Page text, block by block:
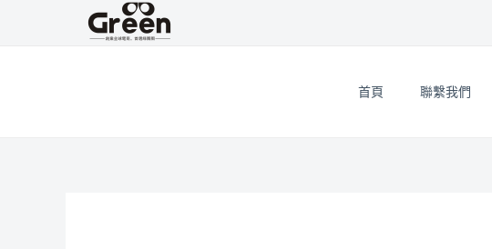
首頁 聯繫我們